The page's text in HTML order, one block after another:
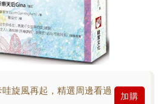
旋風再起，精選周邊看過
加購